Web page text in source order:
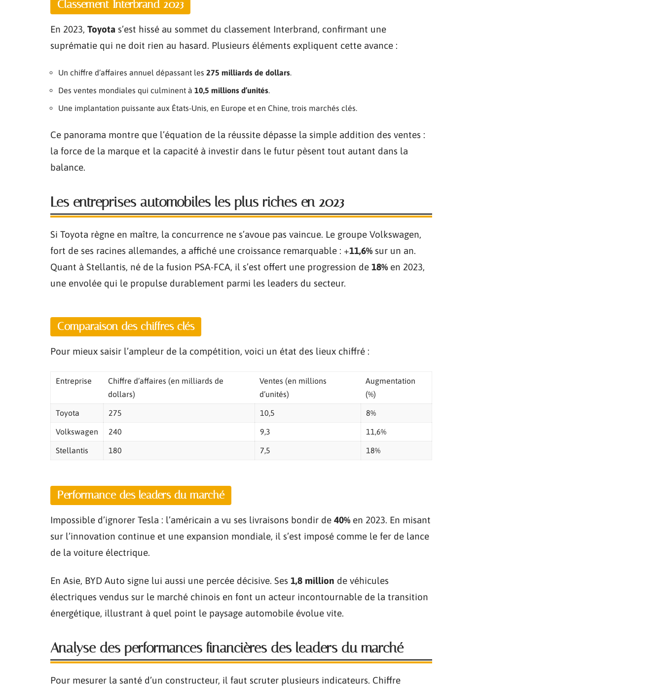
Classement Interbrand 2023
En 2023, Toyota s’est hissé au sommet du classement Interbrand, confirmant une
suprématie qui ne doit rien au hasard. Plusieurs éléments expliquent cette avance :
Un chiffre d’affaires annuel dépassant les 275 milliards de dollars.
Des ventes mondiales qui culminent à 10,5 millions d’unités.
Une implantation puissante aux États-Unis, en Europe et en Chine, trois marchés clés.
Ce panorama montre que l’équation de la réussite dépasse la simple addition des ventes :
la force de la marque et la capacité à investir dans le futur pèsent tout autant dans la
balance.
Les entreprises automobiles les plus riches en 2023
Si Toyota règne en maître, la concurrence ne s’avoue pas vaincue. Le groupe Volkswagen,
fort de ses racines allemandes, a affiché une croissance remarquable : +11,6% sur un an.
Quant à Stellantis, né de la fusion PSA-FCA, il s’est offert une progression de 18% en 2023,
une envolée qui le propulse durablement parmi les leaders du secteur.
Comparaison des chiffres clés
Pour mieux saisir l’ampleur de la compétition, voici un état des lieux chiffré :
Entreprise
Chiffre d’affaires (en milliards de
dollars)
Ventes (en millions
d’unités)
Augmentation
(%)
Toyota 275 10,5 8%
Volkswagen 240 9,3 11,6%
Stellantis 180 7,5 18%
Performance des leaders du marché
Impossible d’ignorer Tesla : l’américain a vu ses livraisons bondir de 40% en 2023. En misant
sur l’innovation continue et une expansion mondiale, il s’est imposé comme le fer de lance
de la voiture électrique.
En Asie, BYD Auto signe lui aussi une percée décisive. Ses 1,8 million de véhicules
électriques vendus sur le marché chinois en font un acteur incontournable de la transition
énergétique, illustrant à quel point le paysage automobile évolue vite.
Analyse des performances financières des leaders du marché
Pour mesurer la santé d’un constructeur, il faut scruter plusieurs indicateurs. Chiffre